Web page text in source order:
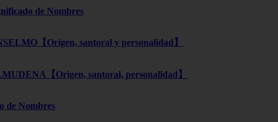
de Nombres
【Origen, santoral y personalidad】
【Origen, santoral, personalidad】
de Nombres